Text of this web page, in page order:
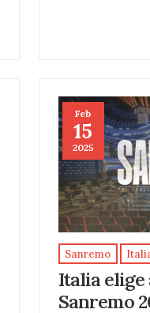
Feb
15
2025
Sanremo
Italia elige
Sanremo